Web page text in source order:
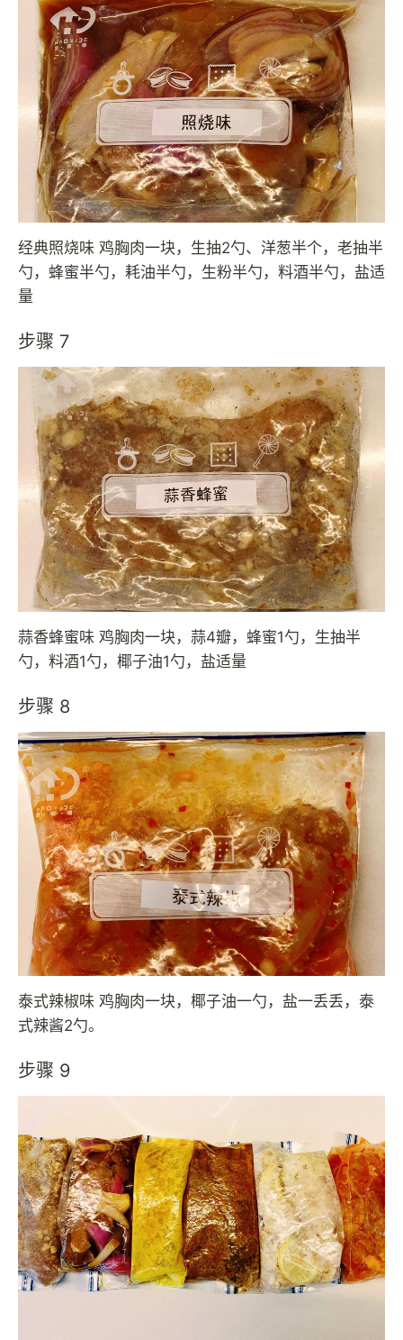
经典照烧味 鸡胸肉一块，生抽2勺、洋葱半个，老抽半
勺，蜂蜜半勺，耗油半勺，生粉半勺，料酒半勺，盐适
量
步骤 7
蒜香蜂蜜味 鸡胸肉一块，蒜4瓣，蜂蜜1勺，生抽半
勺，料酒1勺，椰子油1勺，盐适量
步骤 8
泰式辣椒味 鸡胸肉一块，椰子油一勺，盐一丢丢，泰
式辣酱2勺。
步骤 9